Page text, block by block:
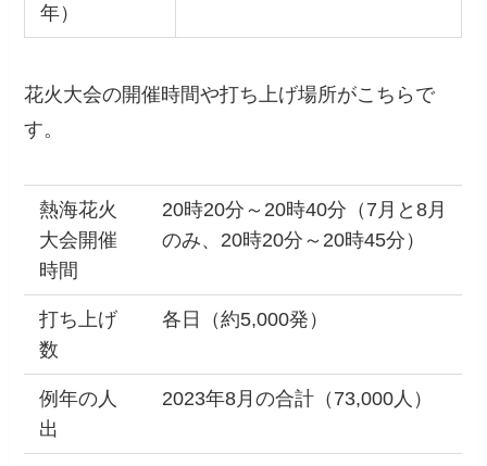
年）
花火大会の開催時間や打ち上げ場所がこちらで
す。
熱海花火
大会開催
時間
20時20分～20時40分（7月と8月
のみ、20時20分～20時45分）
打ち上げ
数
各日（約5,000発）
例年の人
出
2023年8月の合計（73,000人）